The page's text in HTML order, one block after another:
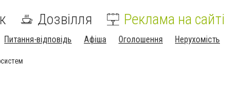
Дозвілля Реклама на сайті
Питання-відповідь Афіша Оголошення Нерухомість